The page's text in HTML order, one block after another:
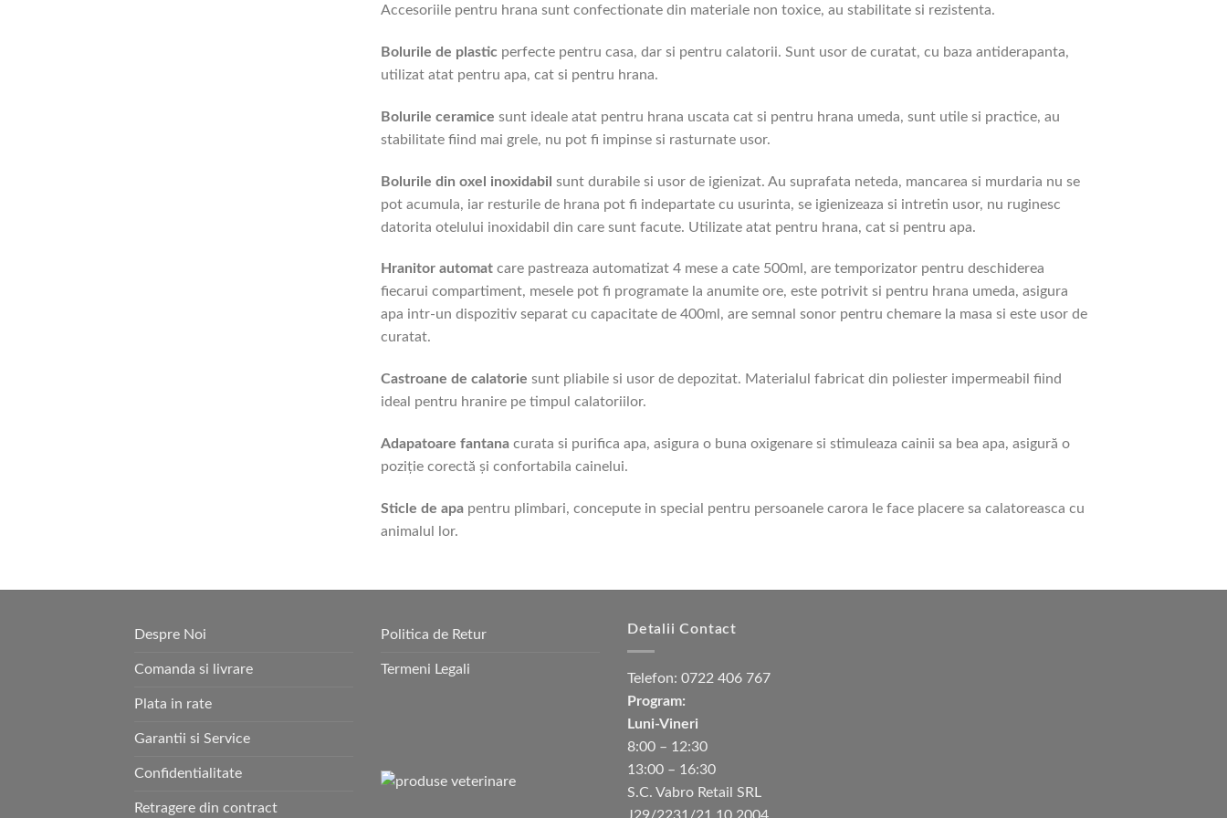
Accesoriile pentru hrana sunt confectionate din materiale non toxice, au stabilitate si rezistenta.
Bolurile de plastic perfecte pentru casa, dar si pentru calatorii. Sunt usor de curatat, cu baza antiderapanta,
utilizat atat pentru apa, cat si pentru hrana.
Bolurile ceramice sunt ideale atat pentru hrana uscata cat si pentru hrana umeda, sunt utile si practice, au
stabilitate fiind mai grele, nu pot fi impinse si rasturnate usor.
Bolurile din oxel inoxidabil sunt durabile si usor de igienizat. Au suprafata neteda, mancarea si murdaria nu se
pot acumula, iar resturile de hrana pot fi indepartate cu usurinta, se igienizeaza si intretin usor, nu ruginesc
datorita otelului inoxidabil din care sunt facute. Utilizate atat pentru hrana, cat si pentru apa.
Hranitor automat care pastreaza automatizat 4 mese a cate 500ml, are temporizator pentru deschiderea
fiecarui compartiment, mesele pot fi programate la anumite ore, este potrivit si pentru hrana umeda, asigura
apa intr-un dispozitiv separat cu capacitate de 400ml, are semnal sonor pentru chemare la masa si este usor de
curatat.
Castroane de calatorie sunt pliabile si usor de depozitat. Materialul fabricat din poliester impermeabil fiind
ideal pentru hranire pe timpul calatoriilor.
Adapatoare fantana curata si purifica apa, asigura o buna oxigenare si stimuleaza cainii sa bea apa, asigură o
poziţie corectă şi confortabila cainelui.
Sticle de apa pentru plimbari, concepute in special pentru persoanele carora le face placere sa calatoreasca cu
animalul lor.
Despre Noi
Comanda si livrare
Plata in rate
Garantii si Service
Confidentialitate
Retragere din contract
Politica de Retur
Termeni Legali
Detalii Contact
Telefon: 0722 406 767
Program:
Luni-Vineri
8:00 – 12:30
13:00 – 16:30
S.C. Vabro Retail SRL